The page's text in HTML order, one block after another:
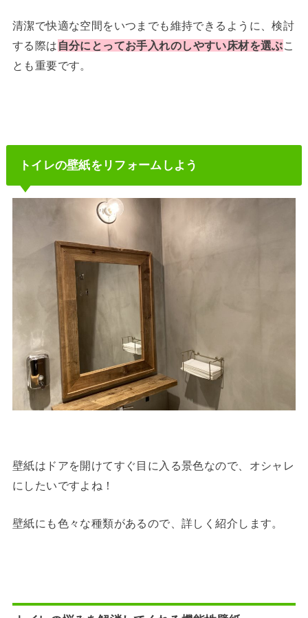
清潔で快適な空間をいつまでも維持できるように、検討
する際は 自分にとってお手入れのしやすい床材を選ぶこ
とも重要です。
トイレの壁紙をリフォームしよう
壁紙はドアを開けてすぐ目に入る景色なので、オシャレ
にしたいですよね！
壁紙にも色々な種類があるので、詳しく紹介します。